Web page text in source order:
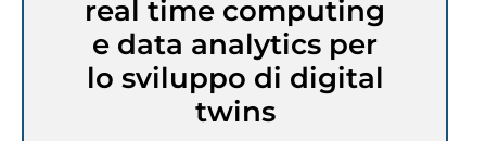
real time computing
e data analytics per
lo sviluppo di digital
twins